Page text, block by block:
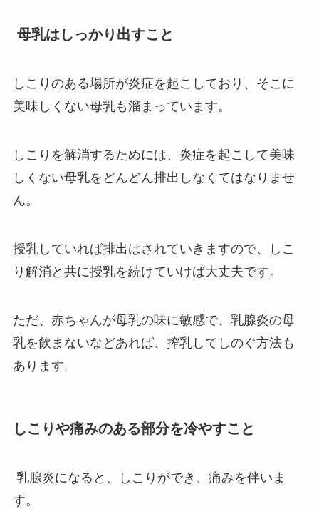
母乳はしっかり出すこと
しこりのある場所が炎症を起こしており、そこに
美味しくない母乳も溜まっています。
しこりを解消するためには、炎症を起こして美味
しくない母乳をどんどん排出しなくてはなりませ
ん。
授乳していれば排出はされていきますので、しこ
り解消と共に授乳を続けていけば大丈夫です。
ただ、赤ちゃんが母乳の味に敏感で、乳腺炎の母
乳を飲まないなどあれば、搾乳してしのぐ方法も
あります。
しこりや痛みのある部分を冷やすこと
乳腺炎になると、しこりができ、痛みを伴いま
す。